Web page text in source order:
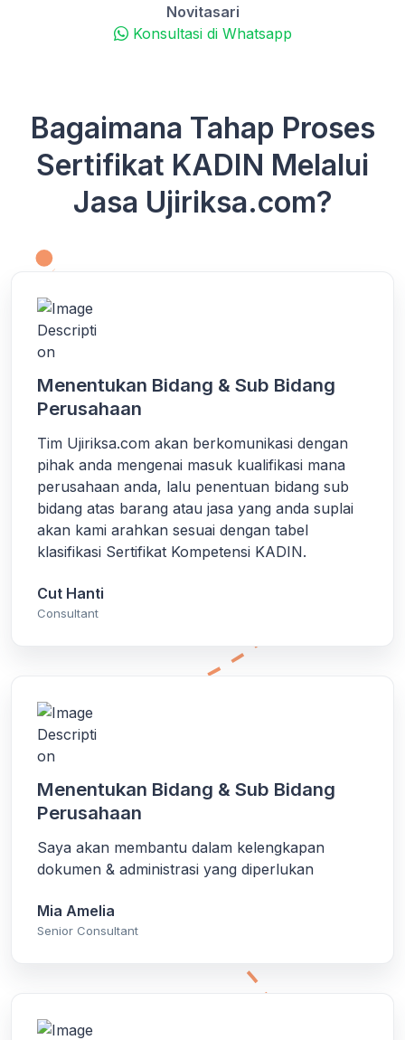
Novitasari
Konsultasi di Whatsapp
Bagaimana Tahap Proses
Sertifikat KADIN Melalui
Jasa Ujiriksa.com?
Menentukan Bidang & Sub Bidang
Perusahaan
Tim Ujiriksa.com akan berkomunikasi dengan
pihak anda mengenai masuk kualifikasi mana
perusahaan anda, lalu penentuan bidang sub
bidang atas barang atau jasa yang anda suplai
akan kami arahkan sesuai dengan tabel
klasifikasi Sertifikat Kompetensi KADIN.
Cut Hanti
Consultant
Menentukan Bidang & Sub Bidang
Perusahaan
Saya akan membantu dalam kelengkapan
dokumen & administrasi yang diperlukan
Mia Amelia
Senior Consultant